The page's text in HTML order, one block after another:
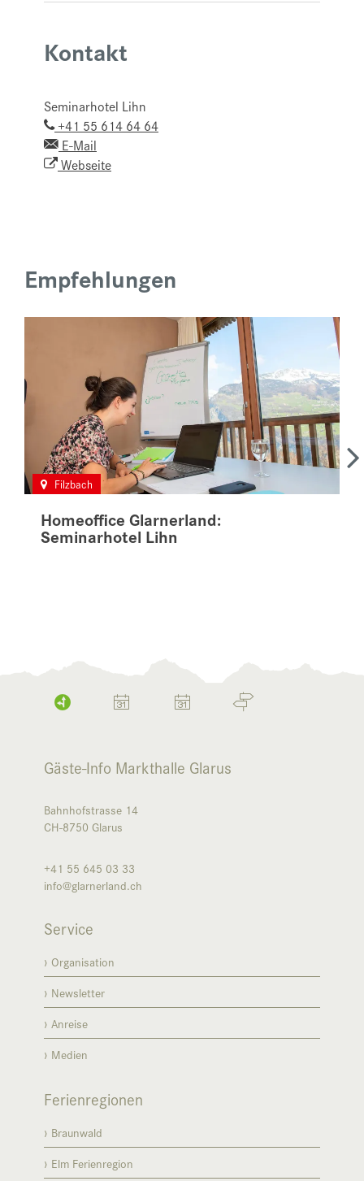
Kontakt
Seminarhotel Lihn
+41 55 614 64 64
E-Mail
Webseite
Empfehlungen
Homeoffice Glarnerland:
Seminarhotel Lihn
Filzbach
Gäste-Info Markthalle Glarus
Bahnhofstrasse 14
CH-8750 Glarus
+41 55 645 03 33
info@glarnerland.ch
Service
Organisation
Newsletter
Anreise
Medien
Ferienregionen
Braunwald
Elm Ferienregion